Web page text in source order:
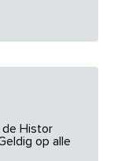
de Histor
op alle